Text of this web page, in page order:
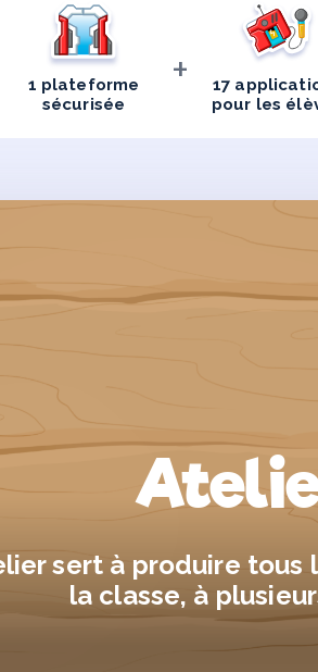
1 plateforme
sécurisée
+
17
pour les
sert à produire
la classe, à